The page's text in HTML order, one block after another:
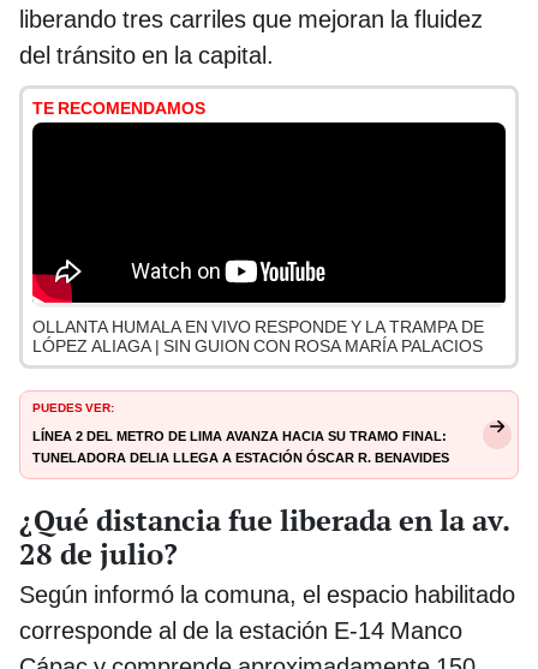
liberando tres carriles que mejoran la fluidez
del tránsito en la capital.
TE RECOMENDAMOS
OLLANTA HUMALA EN VIVO RESPONDE Y LA TRAMPA DE
LÓPEZ ALIAGA | SIN GUION CON ROSA MARÍA PALACIOS
PUEDES VER:
Línea 2 del Metro de Lima avanza hacia su tramo final:
tuneladora Delia llega a estación Óscar R. Benavides
¿Qué distancia fue liberada en la av.
28 de julio?
Según informó la comuna, el espacio habilitado
corresponde al de la estación E-14 Manco